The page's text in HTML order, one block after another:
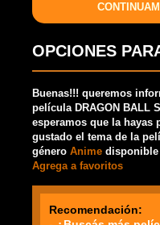
OPCIONES
Buenas!!! queremos
película DRAGON BALL
esperamos que la hayas
gustado el tema de la
género Anime
Agrega a favoritos
Recomendación: